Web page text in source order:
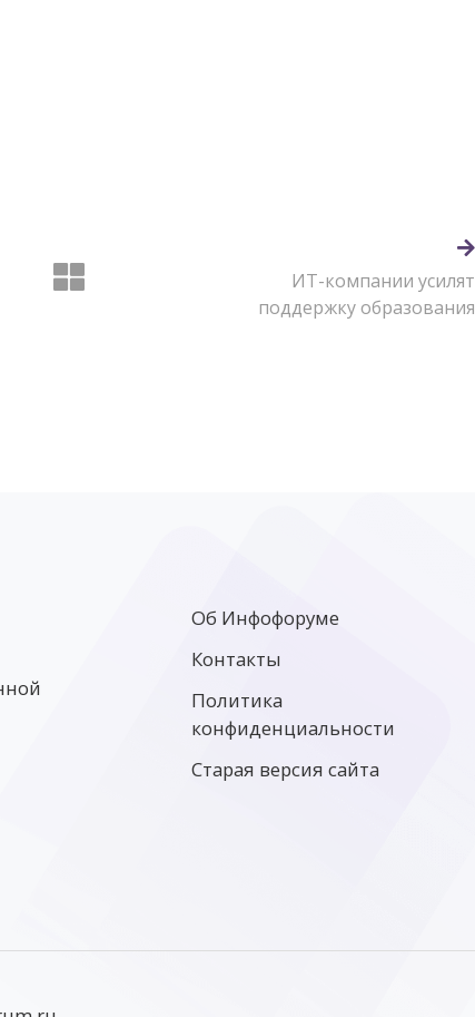
ИТ-компании усилят
поддержку образования
Об Инфофоруме
Контакты
Политика
конфиденциальности
Старая версия сайта